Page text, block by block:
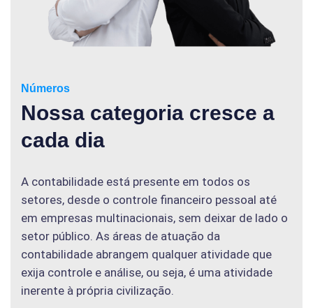
Números
Nossa categoria cresce a
cada dia
A contabilidade está presente em todos os
setores, desde o controle financeiro pessoal até
em empresas multinacionais, sem deixar de lado o
setor público. As áreas de atuação da
contabilidade abrangem qualquer atividade que
exija controle e análise, ou seja, é uma atividade
inerente à própria civilização.